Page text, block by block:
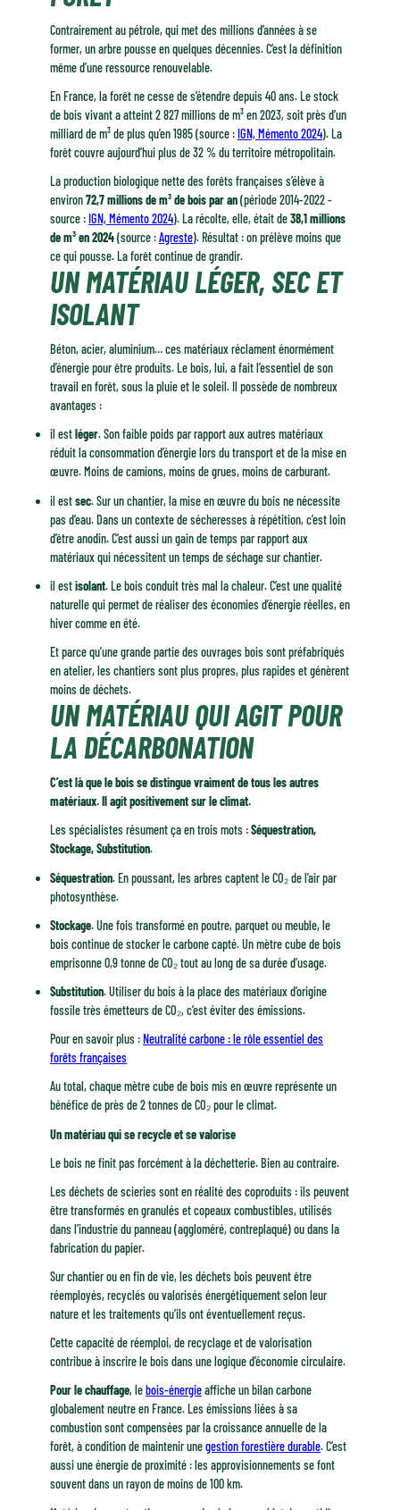
Contrairement au pétrole, qui met des millions d’années à se
former, un arbre pousse en quelques décennies. C’est la définition
même d’une ressource renouvelable.
En France, la forêt ne cesse de s’étendre depuis 40 ans. Le stock
de bois vivant a atteint 2 827 millions de m³ en 2023, soit près d’un
milliard de m³ de plus qu’en 1985 (source :IGN, Mémento 2024). La
forêt couvre aujourd’hui plus de 32 % du territoire métropolitain.
La production biologique nette des forêts françaises s’élève à
environ72,7 millions de m³ de bois par an(période 2014-2022 -
source :IGN, Mémento 2024). La récolte, elle, était de38,1 millions
de m³ en 2024(source :Agreste). Résultat : on prélève moins que
ce qui pousse. La forêt continue de grandir.
UN MATÉRIAU LÉGER, SEC ET
ISOLANT
Béton, acier, aluminium… ces matériaux réclament énormément
d’énergie pour être produits. Le bois, lui, a fait l’essentiel de son
travail en forêt, sous la pluie et le soleil. Il possède de nombreux
avantages :
il estléger. Son faible poids par rapport aux autres matériaux
réduit la consommation d’énergie lors du transport et de la mise en
œuvre. Moins de camions, moins de grues, moins de carburant.
il estsec. Sur un chantier, la mise en œuvre du bois ne nécessite
pas d’eau. Dans un contexte de sécheresses à répétition, c’est loin
d’être anodin. C’est aussi un gain de temps par rapport aux
matériaux qui nécessitent un temps de séchage sur chantier.
il estisolant. Le bois conduit très mal la chaleur. C’est une qualité
naturelle qui permet de réaliser des économies d’énergie réelles, en
hiver comme en été.
Et parce qu’une grande partie des ouvrages bois sont préfabriqués
en atelier, les chantiers sont plus propres, plus rapides et génèrent
moins de déchets.
UN MATÉRIAU QUI AGIT POUR
LA DÉCARBONATION
C’est là que le bois se distingue vraiment de tous les autres
matériaux. Il agit positivement sur le climat.
Les spécialistes résument ça en trois mots :Séquestration,
Stockage, Substitution.
Séquestration. En poussant, les arbres captent le CO₂ de l’air par
photosynthèse.
Stockage. Une fois transformé en poutre, parquet ou meuble, le
bois continue de stocker le carbone capté. Un mètre cube de bois
emprisonne 0,9 tonne de CO₂ tout au long de sa durée d’usage.
Substitution. Utiliser du bois à la place des matériaux d’origine
fossile très émetteurs de CO₂, c’est éviter des émissions.
Pour en savoir plus :Neutralité carbone : le rôle essentiel des
forêts françaises
Au total, chaque mètre cube de bois mis en œuvre représente un
bénéfice de près de 2 tonnes de CO₂ pour le climat.
Un matériau qui se recycle et se valorise
Le bois ne finit pas forcément à la déchetterie. Bien au contraire.
Les déchets de scieries sont en réalité des coproduits : ils peuvent
être transformés en granulés et copeaux combustibles, utilisés
dans l’industrie du panneau (aggloméré, contreplaqué) ou dans la
fabrication du papier.
Sur chantier ou en fin de vie, les déchets bois peuvent être
réemployés, recyclés ou valorisés énergétiquement selon leur
nature et les traitements qu’ils ont éventuellement reçus.
Cette capacité de réemploi, de recyclage et de valorisation
contribue à inscrire le bois dans une logique d’économie circulaire.
Pour le chauffage, lebois-énergieaffiche un bilan carbone
globalement neutre en France. Les émissions liées à sa
combustion sont compensées par la croissance annuelle de la
forêt, à condition de maintenir unegestion forestière durable. C’est
aussi une énergie de proximité : les approvisionnements se font
souvent dans un rayon de moins de 100 km.